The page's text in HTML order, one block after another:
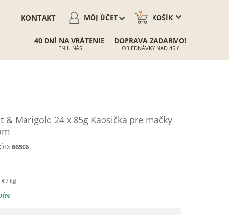
KOŠÍK
0
MÔJ ÚČET
KONTAKT
40 DNÍ NA VRÁTENIE
LEN U NÁS!
DOPRAVA ZADARMO!
OBJEDNÁVKY NAD 45 €
& Marigold 24 x 85g Kapsička pre mačky
66506
€ / kg)